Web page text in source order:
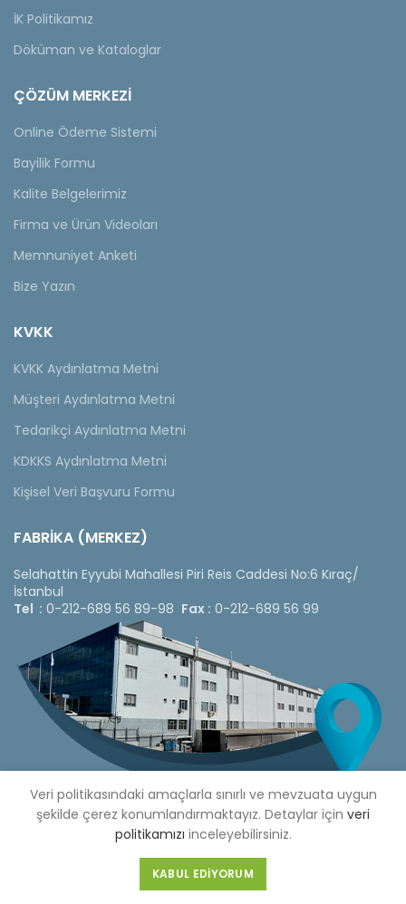
İK Politikamız
Döküman ve Kataloglar
ÇÖZÜM MERKEZİ
Online Ödeme Sistemi
Bayilik Formu
Kalite Belgelerimiz
Firma ve Ürün Videoları
Memnuniyet Anketi
Bize Yazın
KVKK
KVKK Aydınlatma Metni
Müşteri Aydınlatma Metni
Tedarikçi Aydınlatma Metni
KDKKS Aydınlatma Metni
Kişisel Veri Başvuru Formu
FABRİKA (MERKEZ)
Selahattin Eyyubi Mahallesi Piri Reis Caddesi No:6 Kıraç/
İstanbul
Tel : 0-212-689 56 89-98 Fax : 0-212-689 56 99
Copyright © 2020 Çetinkaya Pano |Çetinkaya Pano Fiyat
Listesi
Veri politikasındaki amaçlarla sınırlı ve mevzuata uygun
şekilde çerez konumlandırmaktayız. Detaylar için veri
politikamızı inceleyebilirsiniz.
KABUL EDIYORUM